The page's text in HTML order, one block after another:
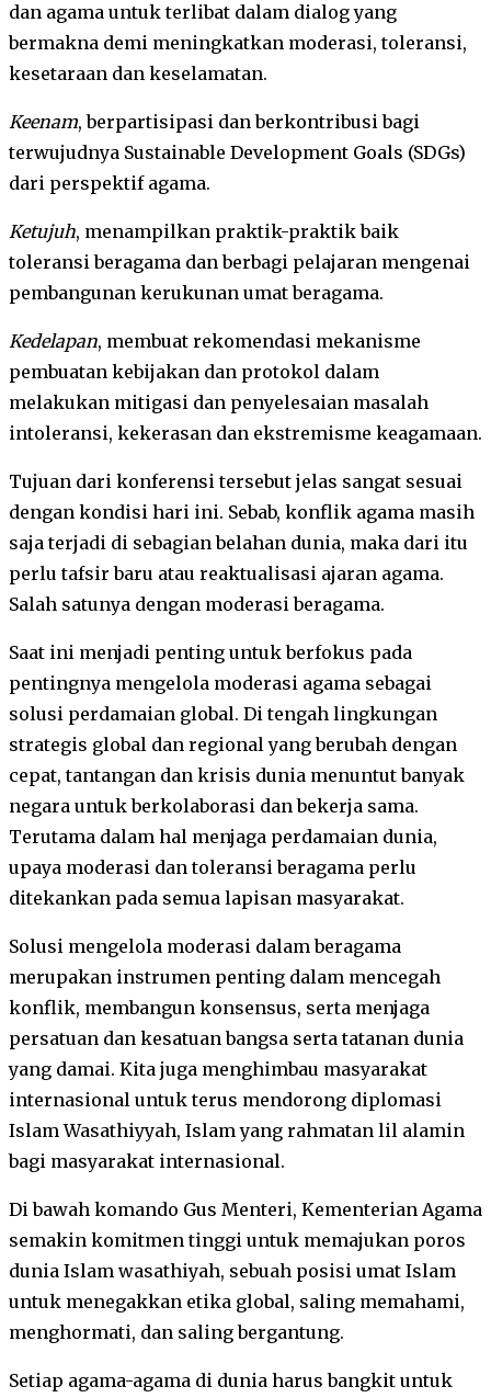
dan agama untuk terlibat dalam dialog yang
bermakna demi meningkatkan moderasi, toleransi,
kesetaraan dan keselamatan.
Keenam, berpartisipasi dan berkontribusi bagi
terwujudnya Sustainable Development Goals (SDGs)
dari perspektif agama.
Ketujuh, menampilkan praktik-praktik baik
toleransi beragama dan berbagi pelajaran mengenai
pembangunan kerukunan umat beragama.
Kedelapan, membuat rekomendasi mekanisme
pembuatan kebijakan dan protokol dalam
melakukan mitigasi dan penyelesaian masalah
intoleransi, kekerasan dan ekstremisme keagamaan.
Tujuan dari konferensi tersebut jelas sangat sesuai
dengan kondisi hari ini. Sebab, konflik agama masih
saja terjadi di sebagian belahan dunia, maka dari itu
perlu tafsir baru atau reaktualisasi ajaran agama.
Salah satunya dengan moderasi beragama.
Saat ini menjadi penting untuk berfokus pada
pentingnya mengelola moderasi agama sebagai
solusi perdamaian global. Di tengah lingkungan
strategis global dan regional yang berubah dengan
cepat, tantangan dan krisis dunia menuntut banyak
negara untuk berkolaborasi dan bekerja sama.
Terutama dalam hal menjaga perdamaian dunia,
upaya moderasi dan toleransi beragama perlu
ditekankan pada semua lapisan masyarakat.
Solusi mengelola moderasi dalam beragama
merupakan instrumen penting dalam mencegah
konflik, membangun konsensus, serta menjaga
persatuan dan kesatuan bangsa serta tatanan dunia
yang damai. Kita juga menghimbau masyarakat
internasional untuk terus mendorong diplomasi
Islam Wasathiyyah, Islam yang rahmatan lil alamin
bagi masyarakat internasional.
Di bawah komando Gus Menteri, Kementerian Agama
semakin komitmen tinggi untuk memajukan poros
dunia Islam wasathiyah, sebuah posisi umat Islam
untuk menegakkan etika global, saling memahami,
menghormati, dan saling bergantung.
Setiap agama-agama di dunia harus bangkit untuk